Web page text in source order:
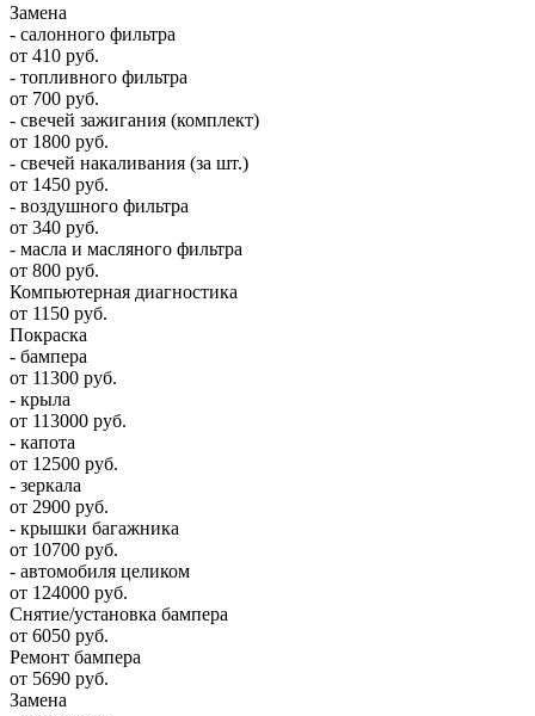
Замена
- салонного фильтра
от 410 руб.
- топливного фильтра
от 700 руб.
- свечей зажигания (комплект)
от 1800 руб.
- свечей накаливания (за шт.)
от 1450 руб.
- воздушного фильтра
от 340 руб.
- масла и масляного фильтра
от 800 руб.
Компьютерная диагностика
от 1150 руб.
Покраска
- бампера
от 11300 руб.
- крыла
от 113000 руб.
- капота
от 12500 руб.
- зеркала
от 2900 руб.
- крышки багажника
от 10700 руб.
- автомобиля целиком
от 124000 руб.
Снятие/установка бампера
от 6050 руб.
Ремонт бампера
от 5690 руб.
Замена